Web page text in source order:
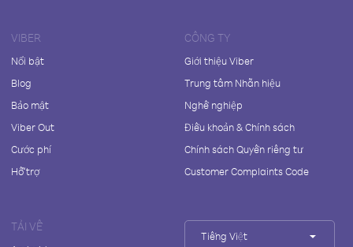
VIBER
Nổi bật
Blog
Bảo mật
Viber Out
Cước phí
Hỗ trợ
CÔNG TY
Giới thiệu Viber
Trung tâm Nhãn hiệu
Nghề nghiệp
Điều khoản & Chính sách
Chính sách Quyền riêng tư
Customer Complaints Code
TẢI VỀ
Tiếng Việt